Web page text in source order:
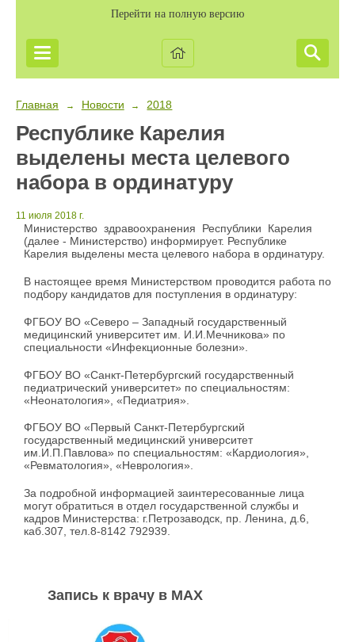
Перейти на полную версию
Главная → Новости → 2018
Республике Карелия
выделены места целевого
набора в ординатуру
11 июля 2018 г.
Министерство здравоохранения Республики Карелия
(далее - Министерство) информирует. Республике
Карелия выделены места целевого набора в ординатуру.
В настоящее время Министерством проводится работа по
подбору кандидатов для поступления в ординатуру:
ФГБОУ ВО «Северо – Западный государственный
медицинский университет им. И.И.Мечникова» по
специальности «Инфекционные болезни».
ФГБОУ ВО «Санкт-Петербургский государственный
педиатрический университет» по специальностям:
«Неонатология», «Педиатрия».
ФГБОУ ВО «Первый Санкт-Петербургский
государственный медицинский университет
им.И.П.Павлова» по специальностям: «Кардиология»,
«Ревматология», «Неврология».
За подробной информацией заинтересованные лица
могут обратиться в отдел государственной службы и
кадров Министерства: г.Петрозаводск, пр. Ленина, д.6,
каб.307, тел.8-8142 792939.
Запись к врачу в MAX